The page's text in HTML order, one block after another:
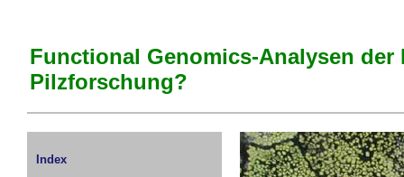
Functional Genomics-Analysen
Pilzforschung?
Index